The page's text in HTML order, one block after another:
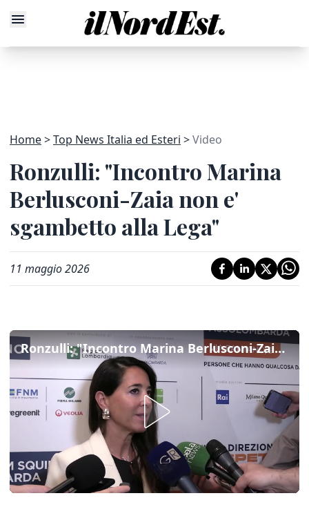
Home Top News Italia ed Esteri Video
Ronzulli: "Incontro Marina
Berlusconi-Zaia non e'
sgambetto alla Lega"
11 maggio 2026
Ronzulli: "Incontro Marina Berlusconi-Zaia non e' sgambetto alla Lega"